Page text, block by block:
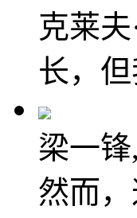
克莱
长，
梁一锋,
然而